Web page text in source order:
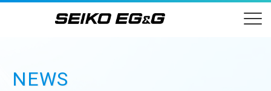
NEWS